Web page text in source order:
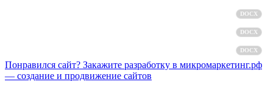
DOCX
DOCX
DOCX
Понравился сайт? Закажите разработку в микромаркетинг.рф
— создание и продвижение сайтов